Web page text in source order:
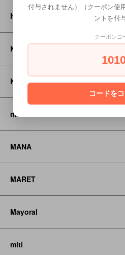
HOSO
KAPITAL
KEEN
maarook
MANA
MARET
Mayoral
miti
付与されません）（クーポン使
ントを付
クーポンコ
コードを